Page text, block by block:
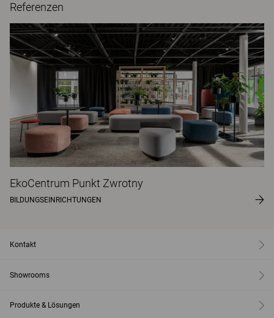
Referenzen
EkoCentrum Punkt Zwrotny
BILDUNGSEINRICHTUNGEN
Kontakt
Showrooms
Produkte & Lösungen